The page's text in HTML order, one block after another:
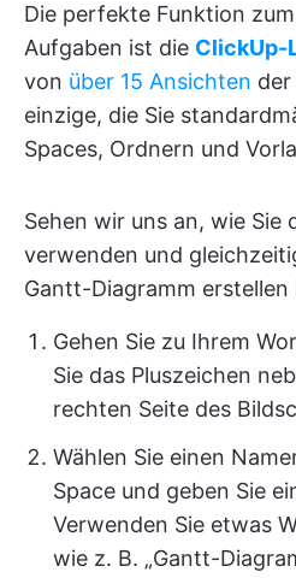
Die perfekte Funktion
Aufgaben ist die ClickUp-
von über 15 Ansichten
einzige, die Sie
Spaces, Ordnern und
Sehen wir uns an, wie Sie
verwenden und
Gantt-Diagramm erstellen
Gehen Sie zu Ihrem
Sie das Pluszeichen
rechten Seite des
Wählen Sie einen
Space und geben Sie
Verwenden Sie etwas
wie z. B. „Gantt-